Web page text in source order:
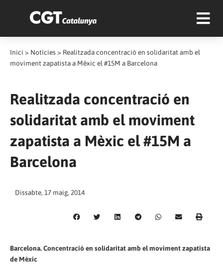
Inici > Notícies > Realitzada concentració en solidaritat amb el
moviment zapatista a Mèxic el #15M a Barcelona
Realitzada concentració en
solidaritat amb el moviment
zapatista a Mèxic el #15M a
Barcelona
Dissabte, 17 maig, 2014
Barcelona. Concentració en solidaritat amb el moviment zapatista
de Mèxic